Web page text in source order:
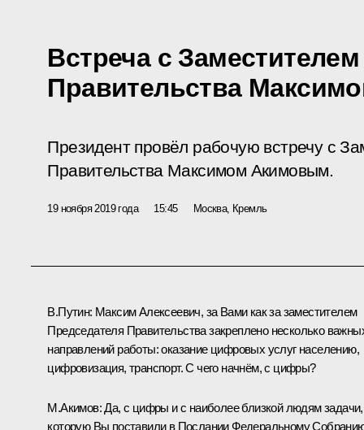
Встреча с
Правительства
Президент провёл рабочую встречу с
Правительства Максимом Акимовым.
19 ноября 2019 года 15:45 Москва, Кремль
В.Путин: Максим Алексеевич, за Вами как за заместителем
Председателя Правительства закреплено несколько
направлений работы: оказание цифровых услуг населению,
цифровизация, транспорт. С чего начнём, с цифры?
М.Акимов:Да, с цифры и с наиболее близкой людям задачи,
которую Вы поставили в Послании Федеральному